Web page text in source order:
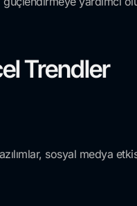
Trendler
sosyal medya